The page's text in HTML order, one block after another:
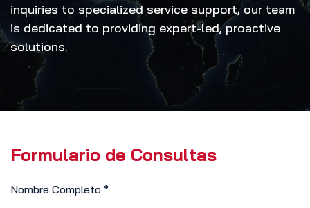
inquiries to specialized service support, our team
is dedicated to providing expert-led, proactive
solutions.
Formulario de Consultas
Nombre Completo *